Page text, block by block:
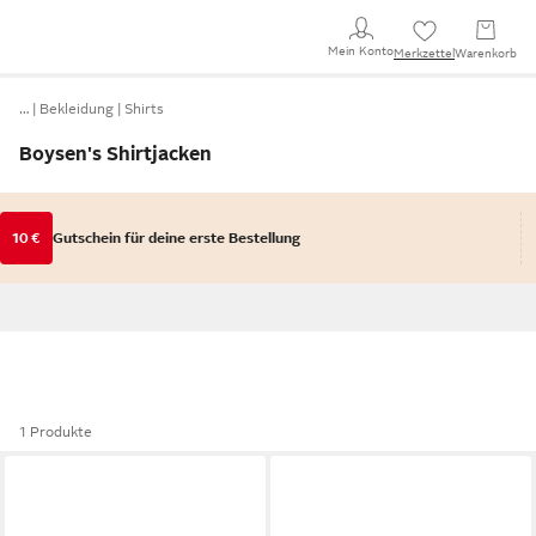
Mein KontoMerkzettel Warenkorb
… Bekleidung Shirts
Boysen's Shirtjacken
10 € Gutschein für deine erste Bestellung
1 Produkte